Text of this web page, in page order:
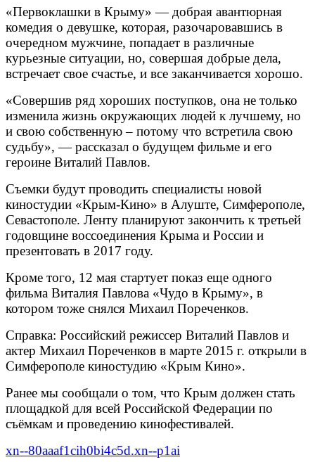
«Первоклашки в Крыму» — добрая авантюрная
комедия о девушке, которая, разочаровавшись в
очередном мужчине, попадает в различные
курьезные ситуации, но, совершая добрые дела,
встречает свое счастье, и все заканчивается хорошо.
«Совершив ряд хороших поступков, она не только
изменила жизнь окружающих людей к лучшему, но
и свою собственную – потому что встретила свою
судьбу», — рассказал о будущем фильме и его
героине Виталий Павлов.
Съемки будут проводить специалисты новой
киностудии «Крым-Кино» в Алуште, Симферополе,
Севастополе. Ленту планируют закончить к третьей
годовщине воссоединения Крыма и России и
презентовать в 2017 году.
Кроме того, 12 мая стартует показ еще одного
фильма Виталия Павлова «Чудо в Крыму», в
котором тоже снялся Михаил Пореченков.
Справка: Российский режиссер Виталий Павлов и
актер Михаил Пореченков в марте 2015 г. открыли в
Симферополе киностудию «Крым Кино».
Ранее мы сообщали о том, что Крым должен стать
площадкой для всей Российской Федерации по
съёмкам и проведению кинофестивалей.
xn--80aaaf1cih0bi4c5d.xn--p1ai